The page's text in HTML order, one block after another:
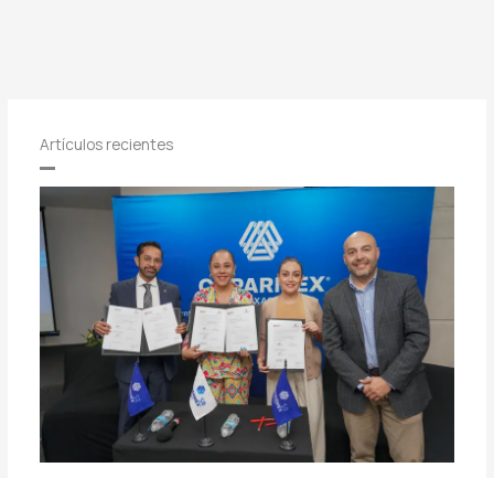
Artículos recientes